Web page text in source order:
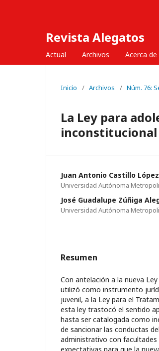
Revista Alegatos
Actual Archivos Acerca de
Inicio / Archivos / Núm. 76:
La Ley para
Juan Antonio Castillo López
Universidad Autónoma
José Guadalupe Zúñiga
Universidad Autónoma
Resumen
Con antelación a la nueva
utilizó como instrumento
juvenil, a la Ley para el
esta ley trastocó el sentido
hasta ser catalogada como
de sancionar las conductas
administrativo con